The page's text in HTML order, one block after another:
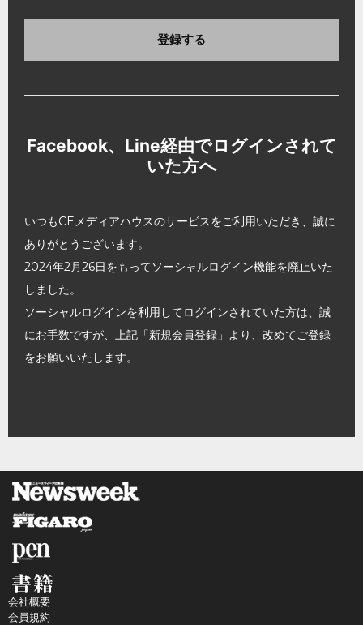
登録する
Facebook、Line経由でログインされて
いた方へ
いつもCEメディアハウスのサービスをご利用いただき、誠に
ありがとうございます。
2024年2月26日をもってソーシャルログイン機能を廃止いた
しました。
ソーシャルログインを利用してログインされていた方は、誠
にお手数ですが、上記「新規会員登録」より、改めてご登録
をお願いいたします。
会社概要
会員規約